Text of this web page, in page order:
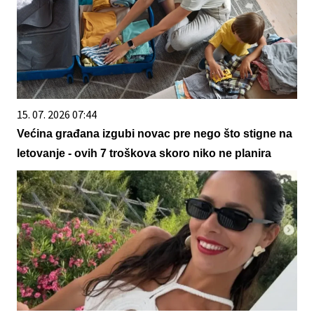
15. 07. 2026 07:44
Većina građana izgubi novac pre nego što stigne na
letovanje - ovih 7 troškova skoro niko ne planira